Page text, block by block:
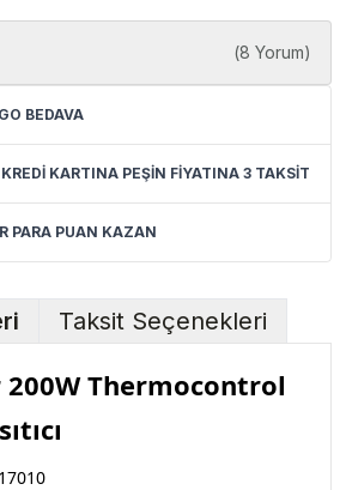
(8 Yorum)
BEDAVA
KARTINA PEŞİN FİYATINA 3 TAKSİT
PARA PUAN KAZAN
Taksit Seçenekleri
200W Thermocontrol